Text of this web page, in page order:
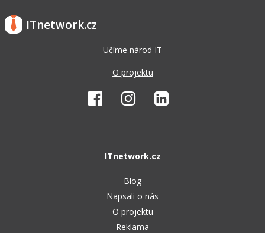
ITnetwork.cz
Učíme národ IT
O projektu
ITnetwork.cz
Blog
Napsali o nás
O projektu
Reklama